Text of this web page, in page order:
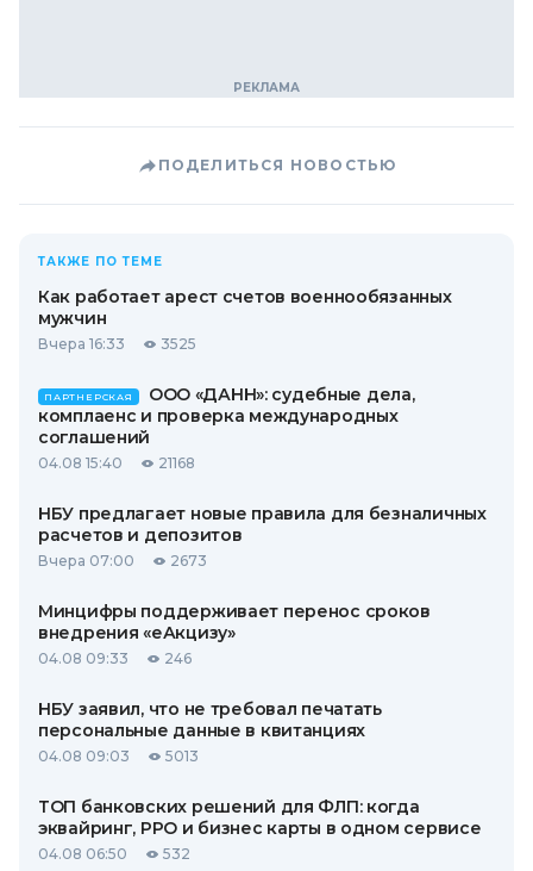
ПОДЕЛИТЬСЯ НОВОСТЬЮ
ТАКЖЕ ПО ТЕМЕ
Как работает арест счетов военнообязанных
мужчин
Вчера 16:33 3525
ПАРТНЕРСКАЯ
ООО «ДАНН»: судебные дела,
комплаенс и проверка международных
соглашений
04.08 15:40 21168
НБУ предлагает новые правила для безналичных
расчетов и депозитов
Вчера 07:00 2673
Минцифры поддерживает перенос сроков
внедрения «еАкцизу»
04.08 09:33 246
НБУ заявил, что не требовал печатать
персональные данные в квитанциях
04.08 09:03 5013
ТОП банковских решений для ФЛП: когда
эквайринг, РРО и бизнес карты в одном сервисе
04.08 06:50 532